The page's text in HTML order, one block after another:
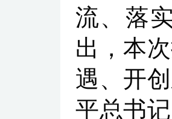
流、落
出，本
遇、开
平总书